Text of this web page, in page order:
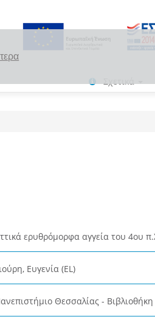
Σχετικά
ερυθρόμορφα αγγεία του 4ου
Ευγενία (EL)
Θεσσαλίας -